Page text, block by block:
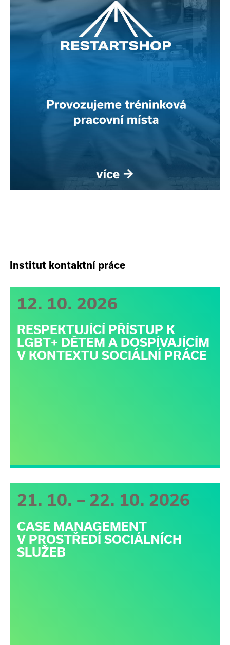
Institut kontaktní práce
12. 10. 2026
RESPEKTUJÍCÍ PŘÍSTUP K
LGBT+ DĚTEM A DOSPÍVAJÍCÍM
V KONTEXTU SOCIÁLNÍ PRÁCE
21. 10. – 22. 10. 2026
CASE MANAGEMENT
V PROSTŘEDÍ SOCIÁLNÍCH
SLUŽEB